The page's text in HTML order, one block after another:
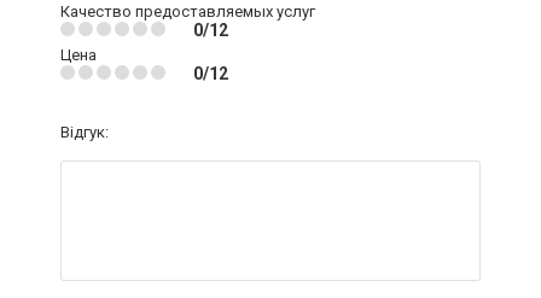
Качество предоставляемых услуг
0/12
Цена
0/12
Відгук: